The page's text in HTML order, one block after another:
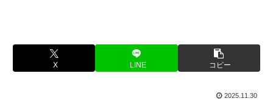
X LINE コピー
2025.11.30